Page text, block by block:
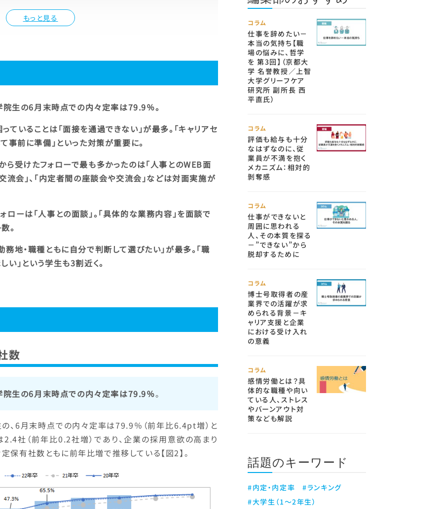
もっと見る
生の6月末時点での内々定率は79.9％。
いることは「面接を通過できない」が最多。「キャリアセ
事前に準備」といった対策が重要に。
ら受けたフォローで最も多かったのは「人事とのWEB面
流会」、「内定者間の座談会や交流会」などは対面実施が
ーは「人事との面談」。「具体的な業務内容」を面談で
。
地・職種ともに自分で判断して選びたい」が最多。「職
」という学生も3割近く。
数
生の6月末時点での内々定率は79.9％。
、6月末時点での内々定率は79.9％（前年比6.4pt増）と
2.4社（前年比0.2社増）であり、企業の採用意欲の高まり
保有社数ともに前年比増で推移している【図2】。
コラム
仕事を辞めたい－
本当の気持ち【職
場の悩みに、哲学
を 第3回】（京都大
学 名誉教授／上智
大学グリーフケア
研究所 副所長 西
平直氏）
コラム
評価も給与も十分
なはずなのに、従
業員が不満を抱く
メカニズム：相対的
剝奪感
コラム
仕事ができないと
周囲に思われる
人、その本質を探る
－”できない”から
脱却するために
コラム
博士号取得者の産
業界での活躍が求
められる背景－キ
ャリア支援と企業
における受け入れ
の意義
コラム
感情労働とは？具
体的な職種や向い
ている人、ストレス
やバーンアウト対
策なども解説
話題のキーワード
#内定・内定率
#ランキング
#大学生（1～2年生）